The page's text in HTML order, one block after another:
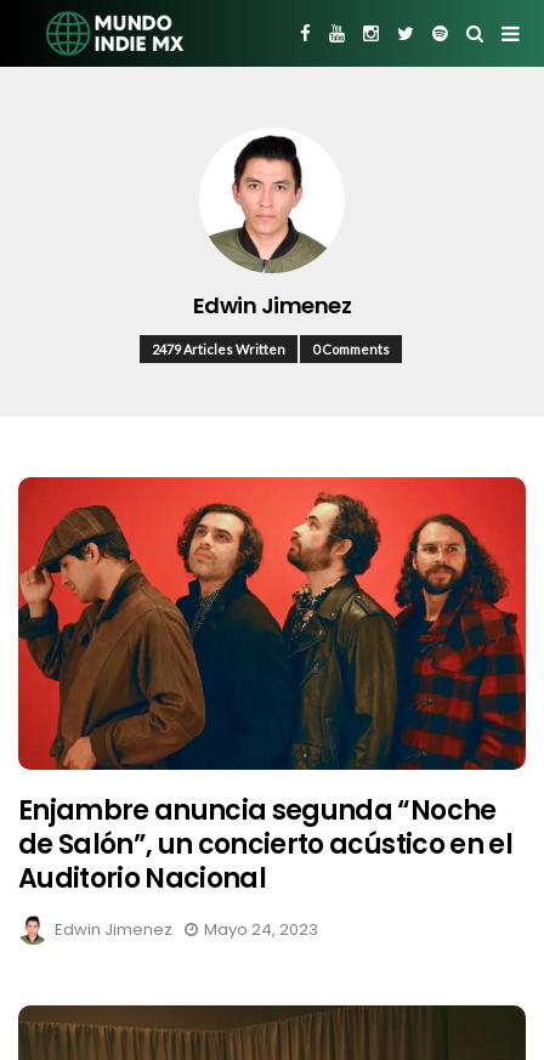
Edwin Jimenez
2479 Articles Written 0 Comments
Enjambre anuncia segunda “Noche
de Salón”, un concierto acústico en el
Auditorio Nacional
Edwin Jimenez Mayo 24, 2023